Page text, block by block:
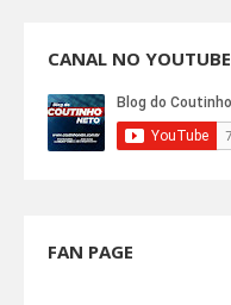
CANAL NO YOUTUBE
FAN PAGE